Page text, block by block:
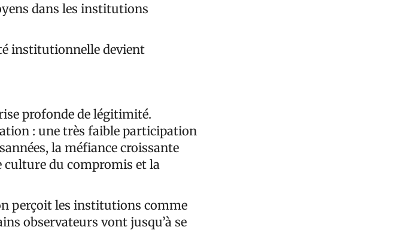
dans les institutions
institutionnelle devient
profonde de légitimité.
: une très faible participation
la méfiance croissante
culture du compromis et la
perçoit les institutions comme
observateurs vont jusqu’à se